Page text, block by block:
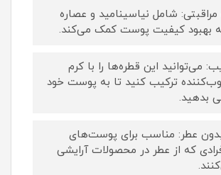
شامل نیاسینامید و عصاره
بهبود کیفیت پوست کمک می‌کند.
می‌توانید این قطره‌ها را با کرم
ترکیب کنید تا به پوست خود
بدهید.
عطر: مناسب برای پوست‌های
که از عطر در محصولات آرایشی